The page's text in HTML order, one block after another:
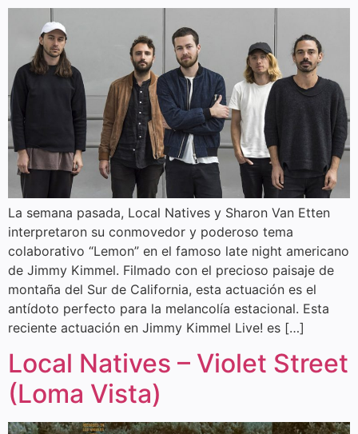
La semana pasada, Local Natives y Sharon Van Etten
interpretaron su conmovedor y poderoso tema
colaborativo “Lemon” en el famoso late night americano
de Jimmy Kimmel. Filmado con el precioso paisaje de
montaña del Sur de California, esta actuación es el
antídoto perfecto para la melancolía estacional. Esta
reciente actuación en Jimmy Kimmel Live! es […]
Local Natives – Violet Street
(Loma Vista)